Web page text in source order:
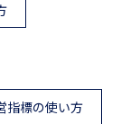
指標の使い方